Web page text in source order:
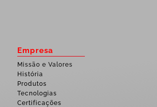
Empresa
Missão e Valores
História
Produtos
Tecnologias
Certificações